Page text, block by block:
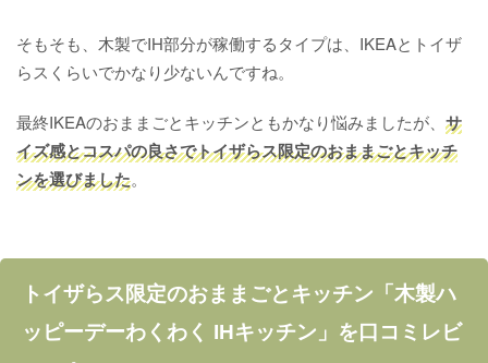
そもそも、木製でIH部分が稼働するタイプは、IKEAとトイザ
らスくらいでかなり少ないんですね。
最終IKEAのおままごとキッチンともかなり悩みましたが、 サ
イズ感とコスパの良さでトイザらス限定のおままごとキッチ
ンを選びました。
トイザらス限定のおままごとキッチン「木製ハ
ッピーデーわくわく IHキッチン」を口コミレビ